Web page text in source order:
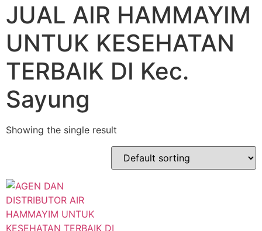
JUAL AIR HAMMAYIM
UNTUK KESEHATAN
TERBAIK DI Kec.
Sayung
Showing the single result